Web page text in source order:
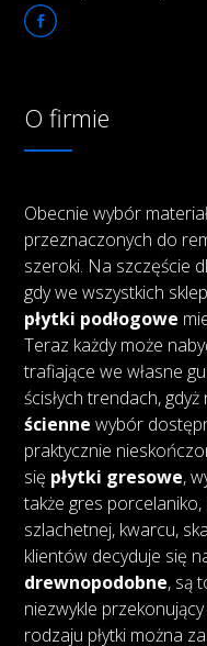
O firmie
Obecnie wybór
przeznaczonych do
szeroki. Na szczęście
gdy we wszystkich
płytki podłogowe
Teraz każdy może
trafiające we własne
ścisłych trendach,
ścienne wybór
praktycznie
się płytki gresowe,
także gres
szlachetnej, kwarcu,
klientów decyduje się
drewnopodobne, są
niezwykle
rodzaju płytki można